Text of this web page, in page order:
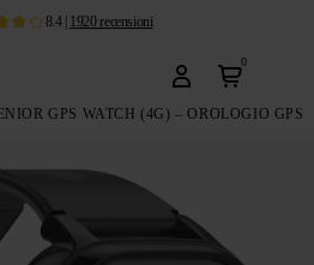
8.4| 1920 recensioni
0
GPS WATCH (4G) – OROLOGIO GPS